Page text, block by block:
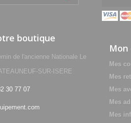
boutique
de l'ancienne Nationale Le
SUR-ISERE
30 77 07
Mon
Mes
Mes
Mes
Mes
Mes